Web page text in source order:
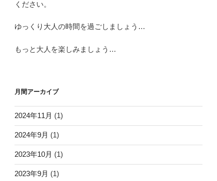
ください。
ゆっくり大人の時間を過ごしましょう…
もっと大人を楽しみましょう…
月間アーカイブ
2024年11月 (1)
2024年9月 (1)
2023年10月 (1)
2023年9月 (1)